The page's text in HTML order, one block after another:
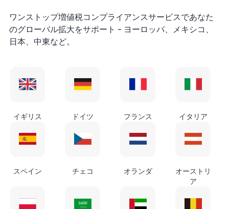
ワンストップ増値税コンプライアンスサービスであなた
のグローバル拡大をサポート - ヨーロッパ、メキシコ、
日本、中東など。
イギリス ドイツ フランス イタリア
スペイン チェコ オランダ
オーストリ
ア